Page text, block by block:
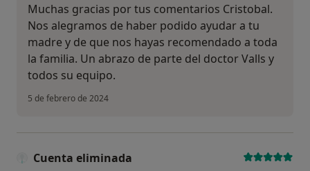
Muchas gracias por tus comentarios Cristobal.
Nos alegramos de haber podido ayudar a tu
madre y de que nos hayas recomendado a toda
la familia. Un abrazo de parte del doctor Valls y
todos su equipo.
5 de febrero de 2024
Cuenta eliminada